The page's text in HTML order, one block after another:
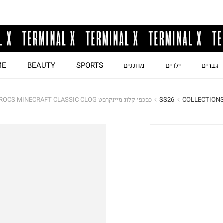
גברים ילדים מותגים SPORTS
BEAUTY
SS26 כפכפי קלוג מיינקרפט CROCS MINECRAFT CLASSIC CLOG / יוניסקס